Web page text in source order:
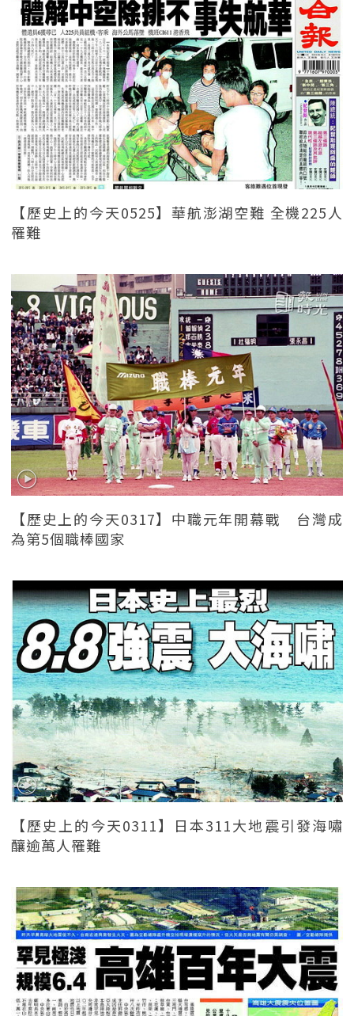
【歷史上的今天0525】華航澎湖空難 全機225人
罹難
【歷史上的今天0317】中職元年開幕戰 台灣成
為第5個職棒國家
【歷史上的今天0311】日本311大地震引發海嘯
釀逾萬人罹難